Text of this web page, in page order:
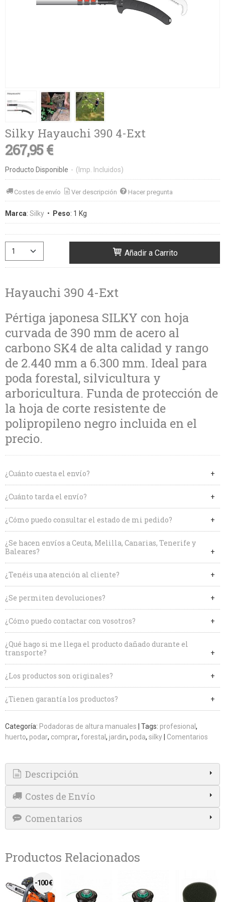
Silky Hayauchi 390 4-Ext
267,95 €
Producto Disponible - (Imp. Incluidos)
Costes de envío Ver descripción Hacer pregunta
Marca: Silky • Peso: 1 Kg
Añadir a Carrito
Hayauchi 390 4-Ext
Pértiga japonesa SILKY con hoja
curvada de 390 mm de acero al
carbono SK4 de alta calidad y rango
de 2.440 mm a 6.300 mm. Ideal para
poda forestal, silvicultura y
arboricultura. Funda de protección de
la hoja de corte resistente de
polipropileno negro incluida en el
precio.
¿Cuánto cuesta el envío?
¿Cuánto tarda el envío?
¿Cómo puedo consultar el estado de mi pedido?
¿Se hacen envíos a Ceuta, Melilla, Canarias, Tenerife y
Baleares?
¿Tenéis una atención al cliente?
¿Se permiten devoluciones?
¿Cómo puedo contactar con vosotros?
¿Qué hago si me llega el producto dañado durante el
transporte?
¿Los productos son originales?
¿Tienen garantía los productos?
Categoría: Podadoras de altura manuales Tags: profesional
huerto podar comprar forestal jardin poda silky Comentarios
Descripción
Costes de Envío
Comentarios
Productos Relacionados